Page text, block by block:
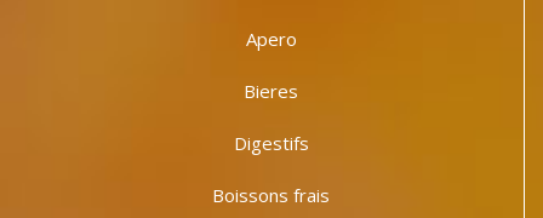
Apero
Bieres
Digestifs
Boissons frais